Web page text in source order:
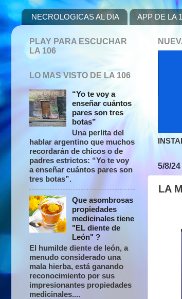
NECROLOGICAS AL DIA APP DE LA
5/8/24
LA
PLAY PARA ESCUCHAR
LA 106
LO MAS VISTO DE LA 106
“Yo te voy a
enseñar cuántos
pares son tres
botas”
Una perlita del
hablar argentino que muchos
recordarán de chicos o de
padres estrictos: “Yo te voy
a enseñar cuántos pares son
tres botas”.
Que asombrosas
propiedades
medicinales tiene
"EL diente de
León" ?
El humilde diente de león, a
menudo considerado una
mala hierba, está ganando
reconocimiento por sus
impresionantes propiedades
medicinales....